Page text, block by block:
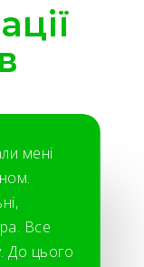
мені
Все
До цього